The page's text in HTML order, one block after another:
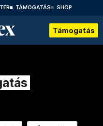
TÁMOGATÁS SHOP
Támogatás